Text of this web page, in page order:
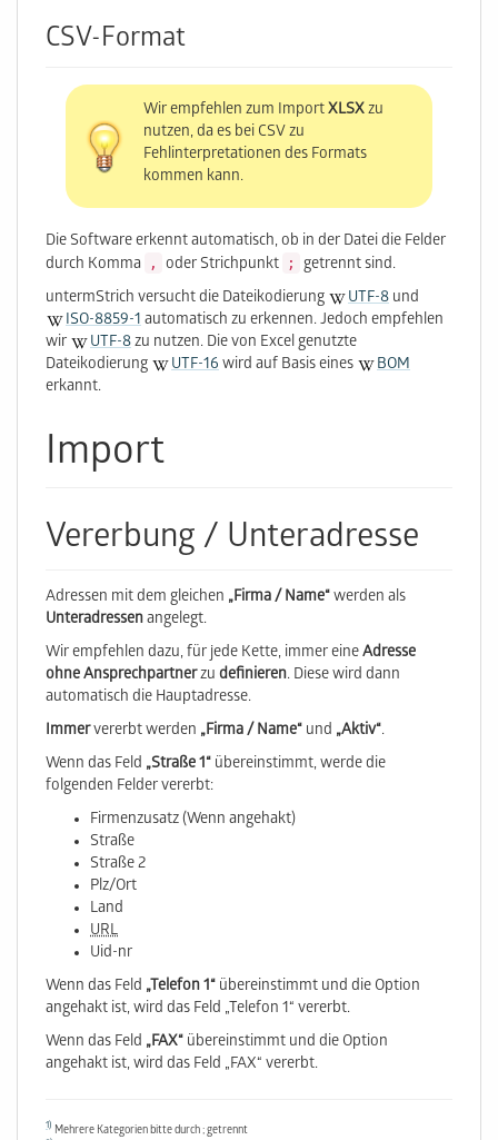
CSV-Format
Wir empfehlen zum ImportXLSXzu
nutzen, da es bei CSV zu
Fehlinterpretationen des Formats
kommen kann.
Die Software erkennt automatisch, ob in der Datei die Felder
durch Komma
, oder Strichpunkt ;
getrennt sind.
untermStrich versucht die Dateikodierung
UTF-8 und
ISO-8859-1automatisch zu erkennen. Jedoch empfehlen
wir
UTF-8zu nutzen. Die von Excel genutzte
Dateikodierung
UTF-16wird auf Basis eines
BOM
erkannt.
Import
Vererbung / Unteradresse
Adressen mit dem gleichen „Firma / Name“werden als
Unteradressenangelegt.
Wir empfehlen dazu, für jede Kette, immer eineAdresse
ohne Ansprechpartnerzu definieren. Diese wird dann
automatisch die Hauptadresse.
Immervererbt werden „Firma / Name“ und „Aktiv“.
Wenn das Feld „Straße 1“ übereinstimmt, werde die
folgenden Felder vererbt:
Firmen­zusatz (Wenn angehakt)
Straße
Straße 2
Plz/Ort
Land
URL
Uid-nr
Wenn das Feld „Telefon 1“ übereinstimmt und die Option
angehakt ist, wird das Feld „Telefon 1“ vererbt.
Wenn das Feld „FAX“ übereinstimmt und die Option
angehakt ist, wird das Feld „FAX“ vererbt.
1) Mehrere Kategorien bitte durch ; getrennt